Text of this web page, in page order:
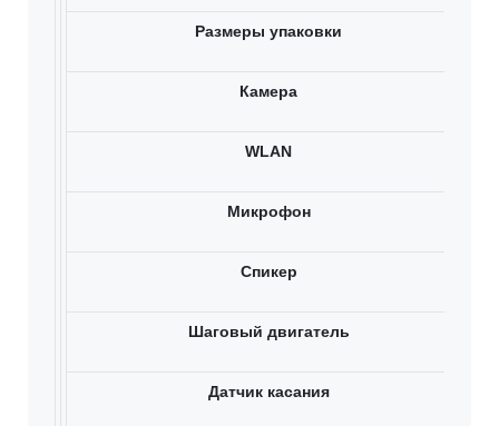
Размеры упаковки
Камера
WLAN
Микрофон
Спикер
Шаговый двигатель
Датчик касания